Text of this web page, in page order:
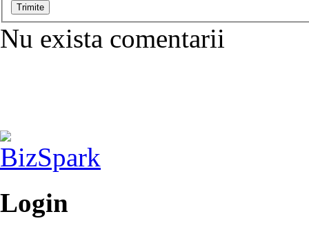
Nu exista comentarii
Login